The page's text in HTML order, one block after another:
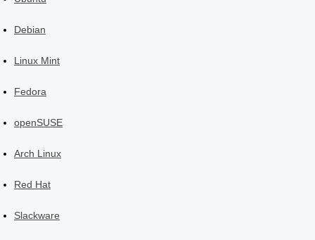
Debian
Linux Mint
Fedora
openSUSE
Arch Linux
Red Hat
Slackware